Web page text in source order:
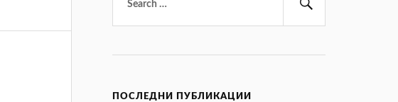
ПОСЛЕДНИ ПУБЛИКАЦИИ